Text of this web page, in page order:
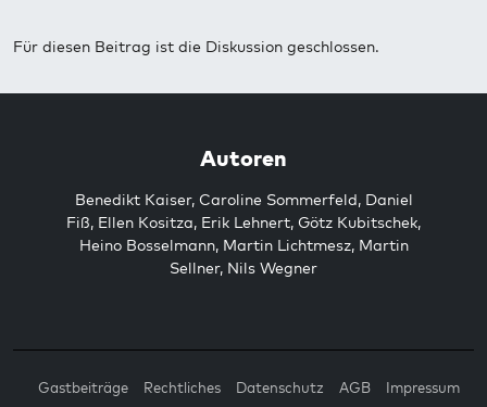
Für diesen Beitrag ist die Diskussion geschlossen.
Autoren
Benedikt Kaiser, Caroline Sommerfeld, Daniel
Fiß, Ellen Kositza, Erik Lehnert, Götz Kubitschek,
Heino Bosselmann, Martin Lichtmesz, Martin
Sellner, Nils Wegner
Gastbeiträge Rechtliches Datenschutz AGB Impressum